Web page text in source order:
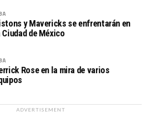
y Mavericks se enfrentarán en
Ciudad de México
Rose en la mira de varios
ADVERTISEMENT